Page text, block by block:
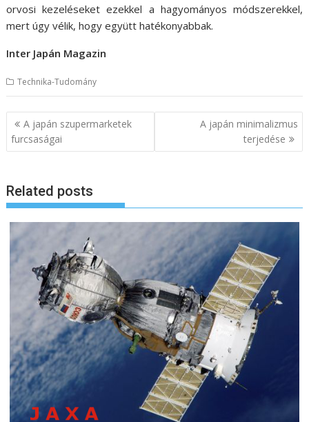
orvosi kezeléseket ezekkel a hagyományos módszerekkel,
mert úgy vélik, hogy együtt hatékonyabbak.
Inter Japán Magazin
Technika-Tudomány
B
e
g
y
z
é
s
n
i
g
á
c
i
A japán szupermarketek
furcsaságai
A japán minimalizmus
terjedése
Related posts